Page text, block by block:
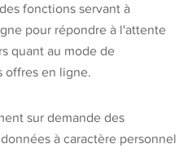
fonctions servant à
pour répondre à l'attente
quant au mode de
offres en ligne.
sur demande des
à caractère personnel